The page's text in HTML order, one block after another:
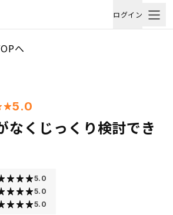
ログイン
へ
5.0
なくじっくり検討でき
5.0
5.0
5.0